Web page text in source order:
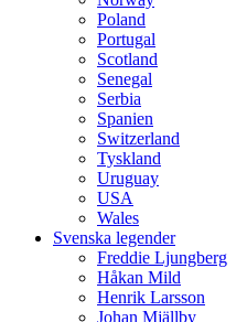
Poland
Portugal
Scotland
Senegal
Serbia
Spanien
Switzerland
Tyskland
Uruguay
USA
Wales
Svenska legender
Freddie Ljungberg
Håkan Mild
Henrik Larsson
Johan Mjällby